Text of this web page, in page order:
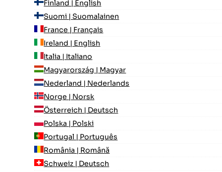
Finland | English
Suomi | Suomalainen
France | Français
Ireland | English
Italia | Italiano
Magyarország | Magyar
Nederland | Nederlands
Norge | Norsk
Österreich | Deutsch
Polska | Polski
Portugal | Português
România | Română
Schweiz | Deutsch